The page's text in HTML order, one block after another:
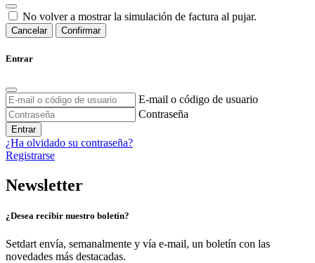
No volver a mostrar la simulación de factura al pujar.
Cancelar Confirmar
Entrar
E-mail o código de usuario
Contraseña
Entrar
¿Ha olvidado su contraseña?
Registrarse
Newsletter
¿Desea recibir nuestro boletín?
Setdart envía, semanalmente y vía e-mail, un boletín con las
novedades más destacadas.